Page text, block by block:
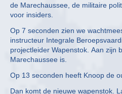
de Marechaussee, de militaire
voor insiders.
Op 7 seconden zien we
instructeur Integrale
projectleider Wapenstok. Aan zijn
Marechaussee is.
Op 13 seconden heeft Knoop de
Dan komt de nieuwe wapenstok.